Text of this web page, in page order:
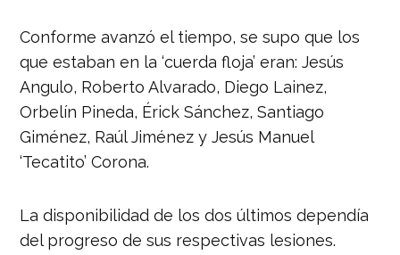
Conforme avanzó el tiempo, se supo que los
que estaban en la ‘cuerda floja’ eran: Jesús
Angulo, Roberto Alvarado, Diego Lainez,
Orbelín Pineda, Érick Sánchez, Santiago
Giménez, Raúl Jiménez y Jesús Manuel
‘Tecatito’ Corona.
La disponibilidad de los dos últimos dependía
del progreso de sus respectivas lesiones.